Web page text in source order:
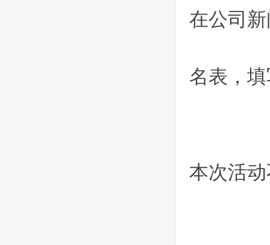
在公司
名表，
本次活